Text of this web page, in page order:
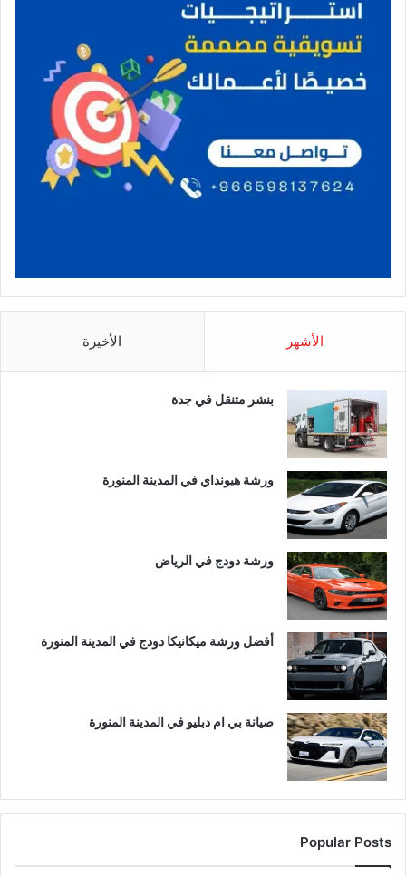
الأشهر الأخيرة
بنشر متنقل في جدة
ورشة هيونداي في المدينة المنورة
ورشة دودج في الرياض
أفضل ورشة ميكانيكا دودج في المدينة المنورة
صيانة بي ام دبليو في المدينة المنورة
Popular Posts